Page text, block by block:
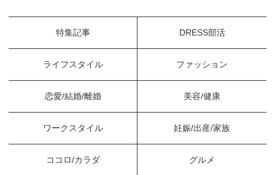
特集記事 DRESS部活
ライフスタイル ファッション
恋愛/結婚/離婚 美容/健康
ワークスタイル 妊娠/出産/家族
ココロ/カラダ グルメ